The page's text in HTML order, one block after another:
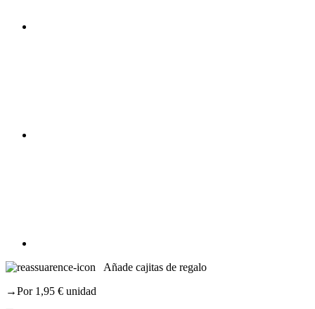
Añade cajitas de regalo
→Por 1,95 € unidad